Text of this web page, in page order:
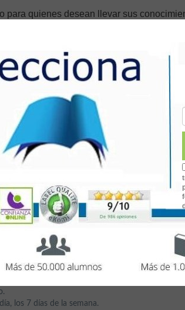
para quienes desean llevar sus
análisis de datos y aumentar su
procesos y la generación de
obtener las siguientes
para el análisis y procesamiento de
de datos de manera eficiente.
dinámicos para resumir y visualizar información.
35 horasde duración.
los 7 días de la semana.